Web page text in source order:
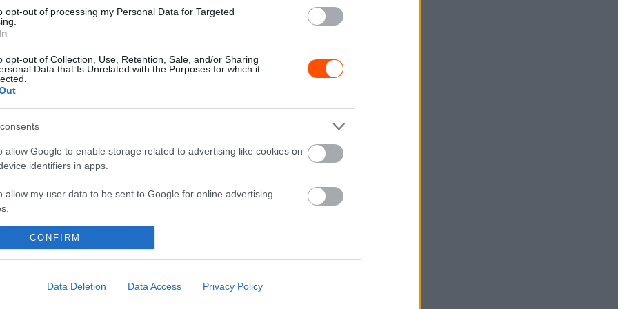
opt-out of processing my Personal Data for Targeted
opt-out of Collection, Use, Retention, Sale, and/or Sharing
Data that Is Unrelated with the Purposes for which it
allow Google to enable storage related to advertising like cookies on
identifiers in apps.
allow my user data to be sent to Google for online advertising
allow Google to send me personalized advertising.
identifiers in apps.
CONFIRM
Data Deletion Data Access Privacy Policy
0
Nagyszerűen szerepeltek a magyar
Hund Gábor - 2024. május 26. 0
Boldogkő Rally: Ostberg nyert,
Mihályi Csaba